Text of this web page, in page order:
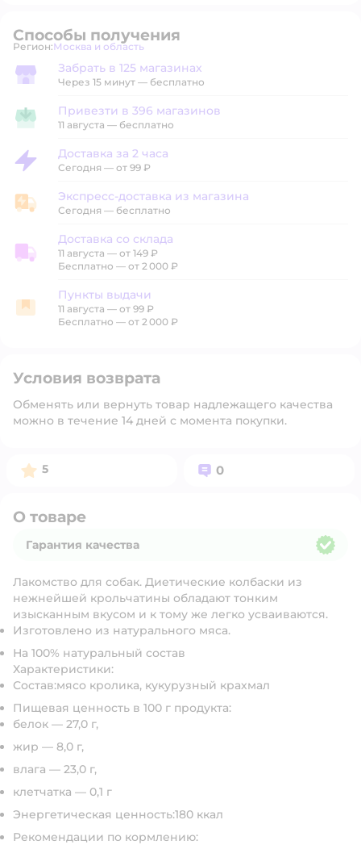
Способы получения
Регион: Выбор адреса доставки.
Москва и область
Забрать в магазине
Забрать в 125 магазинах
Через 15 минут — бесплатно
Привезти в магазин
Привезти в 396 магазинов
11 августа — бесплатно
Доставка за 2 часа
Доставка за 2 часа
Сегодня — от 99 ₽
Экспресс-доставка из магазина
Экспресс-доставка из магазина
Сегодня — бесплатно
Доставка со склада
Доставка со склада
11 августа — от 149 ₽
Бесплатно — от 2 000 ₽
Пункты выдачи
Пункты выдачи
11 августа — от 99 ₽
Бесплатно — от 2 000 ₽
Условия возврата
Обменять или вернуть товар надлежащего качества
можно в течение 14 дней с момента покупки.
Рейтинг:
5 Вопросов:
0
О товаре
Гарантия качества
Лакомство для собак. Диетические колбаски из
нежнейшей крольчатины обладают тонким
изысканным вкусом и к тому же легко усваиваются.
Изготовлено из натурального мяса.
На 100% натуральный состав
Характеристики:
Состав:мясо кролика, кукурузный крахмал
Пищевая ценность в 100 г продукта:
белок — 27,0 г,
жир — 8,0 г,
влага — 23,0 г,
клетчатка — 0,1 г
Энергетическая ценность:180 ккал
Рекомендации по кормлению: